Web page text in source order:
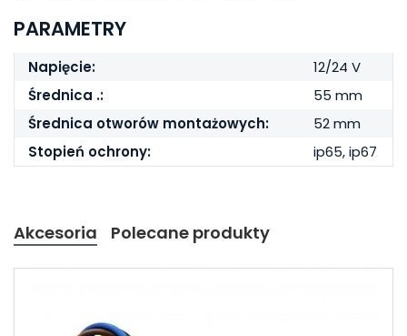
PARAMETRY
Napięcie:
12/24 V
Średnica .:
55 mm
Średnica otworów montażowych:
52 mm
Stopień ochrony:
ip65, ip67
Akcesoria Polecane produkty